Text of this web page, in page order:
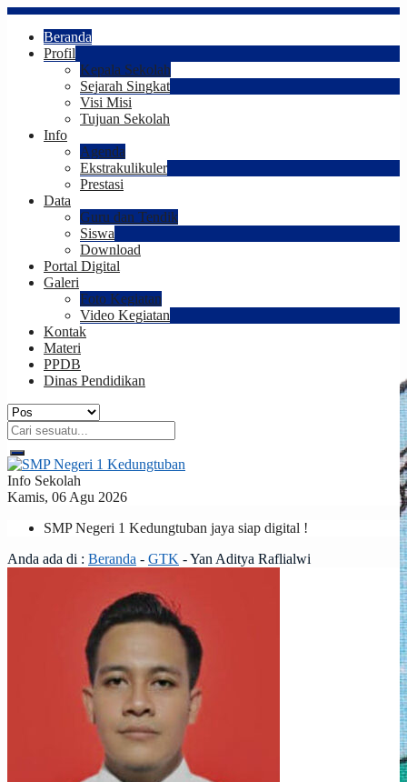
Beranda
Profil
Kepala Sekolah
Sejarah Singkat
Visi Misi
Tujuan Sekolah
Info
Agenda
Ekstrakulikuler
Prestasi
Data
Guru dan Tendik
Siswa
Download
Portal Digital
Galeri
Foto Kegiatan
Video Kegiatan
Kontak
Materi
PPDB
Dinas Pendidikan
Info Sekolah
Kamis, 06 Agu 2026
SMP Negeri 1 Kedungtuban jaya siap digital !
Anda ada di : Beranda - GTK -Yan Aditya Raflialwi